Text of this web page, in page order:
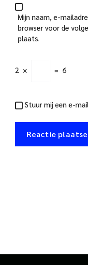
Mijn naam, e-
browser voor de
plaats.
2 × = 6
Stuur mij een e-